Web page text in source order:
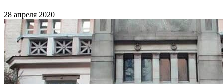
28 апреля 2020